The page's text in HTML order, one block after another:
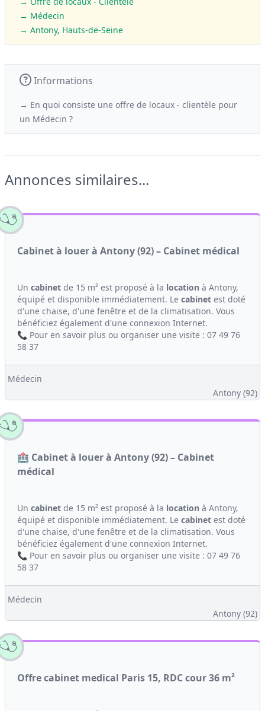
→ Médecin
→ Antony, Hauts-de-Seine
Informations
→ En quoi consiste une offre de locaux - clientèle pour
un Médecin ?
Annonces similaires...
Cabinet à louer à Antony (92) – Cabinet médical
Un cabinet de 15 m² est proposé à la location à Antony,
équipé et disponible immédiatement. Le cabinet est doté
d'une chaise, d'une fenêtre et de la climatisation. Vous
bénéficiez également d'une connexion Internet.
📞 Pour en savoir plus ou organiser une visite : 07 49 76
58 37
Médecin
Antony (92)
🏥 Cabinet à louer à Antony (92) – Cabinet
médical
Un cabinet de 15 m² est proposé à la location à Antony,
équipé et disponible immédiatement. Le cabinet est doté
d'une chaise, d'une fenêtre et de la climatisation. Vous
bénéficiez également d'une connexion Internet.
📞 Pour en savoir plus ou organiser une visite : 07 49 76
58 37
Médecin
Antony (92)
Offre cabinet medical Paris 15, RDC cour 36 m²